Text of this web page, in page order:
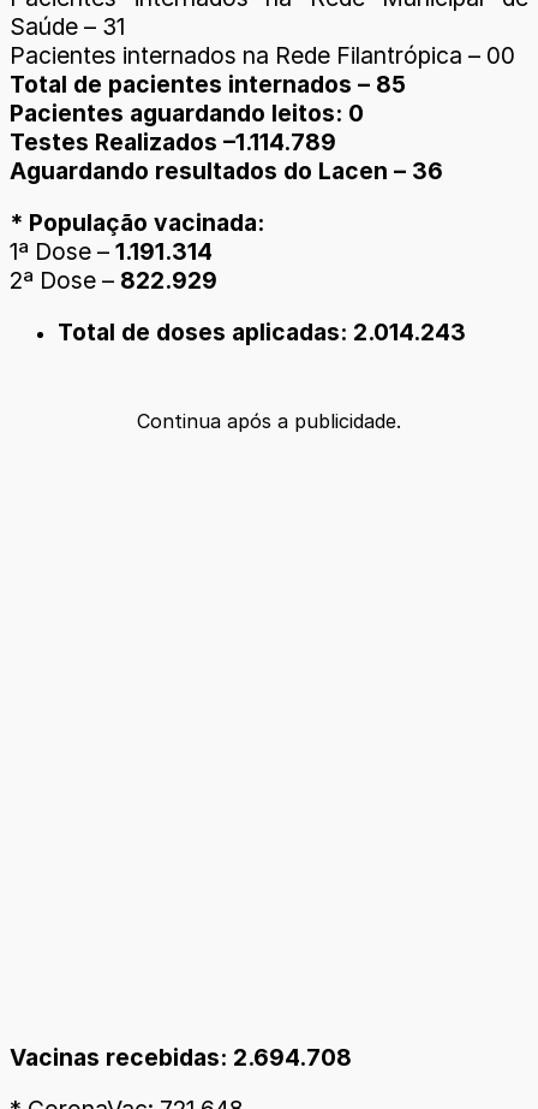
Saúde – 31
Pacientes internados na Rede Filantrópica – 00
Total de pacientes internados – 85
Pacientes aguardando leitos: 0
Testes Realizados –1.114.789
Aguardando resultados do Lacen – 36
* População vacinada:
1ª Dose – 1.191.314
2ª Dose – 822.929
Total de doses aplicadas: 2.014.243
Continua após a publicidade.
Vacinas recebidas: 2.694.708